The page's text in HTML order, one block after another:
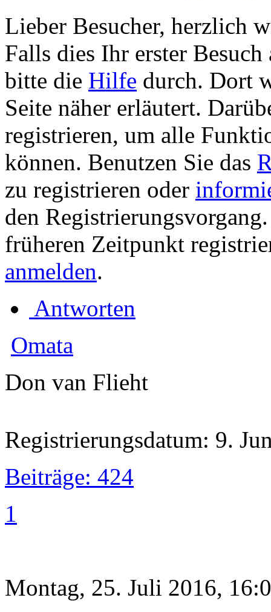
Lieber Besucher, herzlich
Falls dies Ihr erster
bitte die Hilfe durch. Dort
Seite näher erläutert.
registrieren, um alle
können. Benutzen Sie das
zu registrieren oder
den
früheren Zeitpunkt
anmelden.
Antworten
Omata
Don van Flieht
Registrierungsdatum: 9.
Beiträge: 424
1
Montag, 25. Juli 2016,